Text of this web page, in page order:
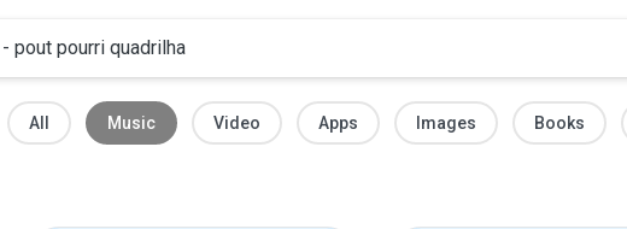
All Music Video Apps Images Books